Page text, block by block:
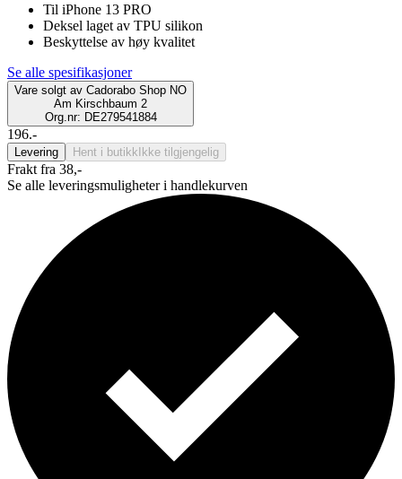
Til iPhone 13 PRO
Deksel laget av TPU silikon
Beskyttelse av høy kvalitet
Se alle spesifikasjoner
Vare solgt av Cadorabo Shop NO
Am Kirschbaum 2
Org.nr: DE279541884
196.-
Levering Hent i butikk Ikke tilgjengelig
Frakt fra 38,-
Se alle leveringsmuligheter i handlekurven